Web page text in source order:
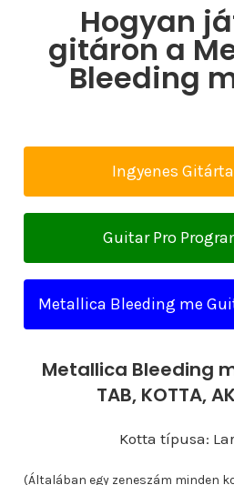
Hogyan
gitáron a
Bleeding
Ingyenes
Guitar Pro
Metallica Bleeding me
Metallica Bleeding
TAB, KOTTA,
Kotta típusa:
(Általában egy zeneszám minden